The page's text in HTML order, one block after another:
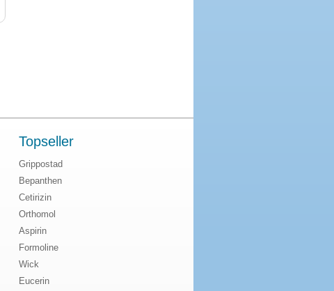
Topseller
Grippostad
Bepanthen
Cetirizin
Orthomol
Aspirin
Formoline
Wick
Eucerin